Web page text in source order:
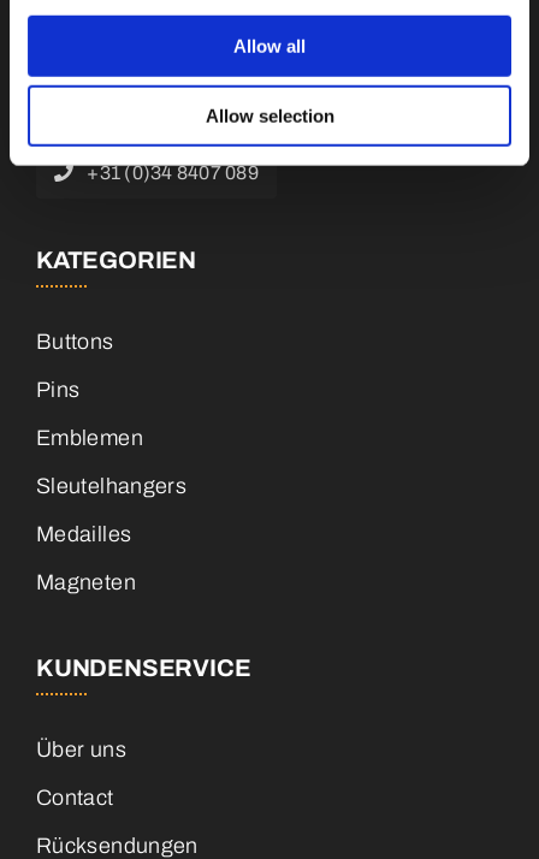
Allow all
Allow selection
Botnische Golf 9a, 3446 CN Woerden,
info@vianenonline.nl
+31 (0)34 8407 089
KATEGORIEN
Buttons
Pins
Emblemen
Sleutelhangers
Medailles
Magneten
KUNDENSERVICE
Über uns
Contact
Rücksendungen